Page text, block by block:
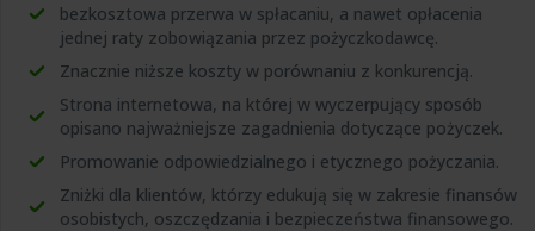
bezkosztowa przerwa w spłacaniu, a nawet opłacenia
jednej raty zobowiązania przez pożyczkodawcę.
Znacznie niższe koszty w porównaniu z konkurencją.
Strona internetowa, na której w wyczerpujący sposób
opisano najważniejsze zagadnienia dotyczące pożyczek.
Promowanie odpowiedzialnego i etycznego pożyczania.
Zniżki dla klientów, którzy edukują się w zakresie finansów
osobistych, oszczędzania i bezpieczeństwa finansowego.